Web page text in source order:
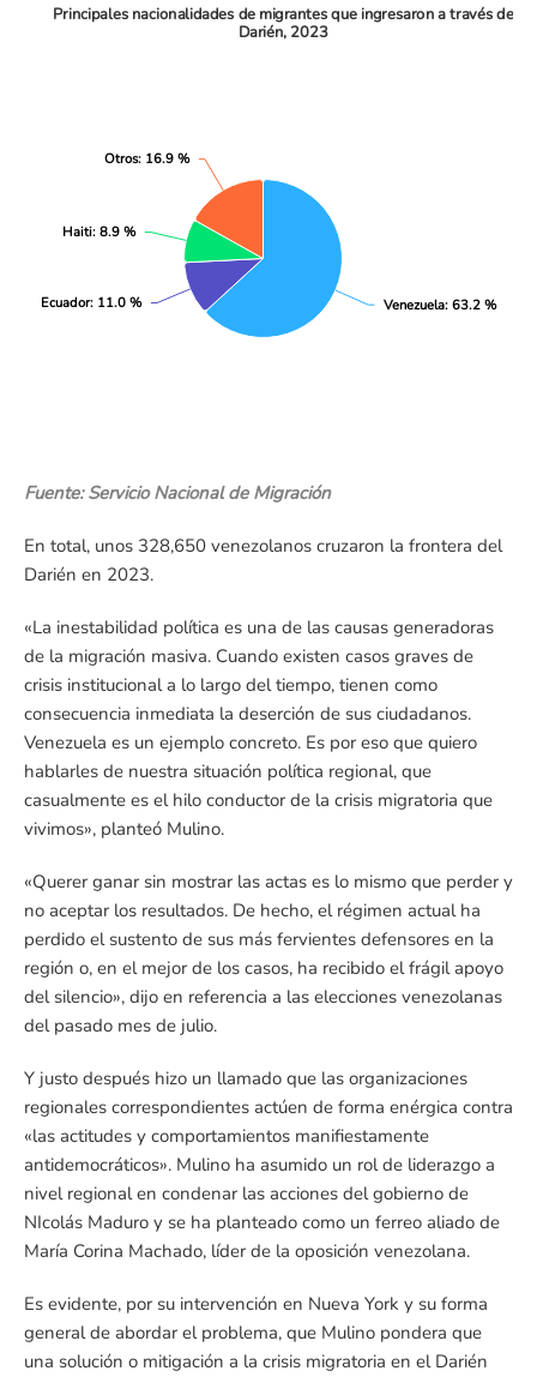
Principales nacionalidades de migrantes que ingresaron a través de
Darién, 2023
Venezuela: 63.2 %
Venezuela: 63.2 %
Ecuador: 11.0 %
Ecuador: 11.0 %
Haiti: 8.9 %
Haiti: 8.9 %
Otros: 16.9 %
Otros: 16.9 %
End of interactive chart.
Fuente: Servicio Nacional de Migración
En total, unos 328,650 venezolanos cruzaron la frontera del
Darién en 2023.
«La inestabilidad política es una de las causas generadoras
de la migración masiva. Cuando existen casos graves de
crisis institucional a lo largo del tiempo, tienen como
consecuencia inmediata la deserción de sus ciudadanos.
Venezuela es un ejemplo concreto. Es por eso que quiero
hablarles de nuestra situación política regional, que
casualmente es el hilo conductor de la crisis migratoria que
vivimos», planteó Mulino.
«Querer ganar sin mostrar las actas es lo mismo que perder y
no aceptar los resultados. De hecho, el régimen actual ha
perdido el sustento de sus más fervientes defensores en la
región o, en el mejor de los casos, ha recibido el frágil apoyo
del silencio», dijo en referencia a las elecciones venezolanas
del pasado mes de julio.
Y justo después hizo un llamado que las organizaciones
regionales correspondientes actúen de forma enérgica contra
«las actitudes y comportamientos manifiestamente
antidemocráticos». Mulino ha asumido un rol de liderazgo a
nivel regional en condenar las acciones del gobierno de
NIcolás Maduro y se ha planteado como un ferreo aliado de
María Corina Machado, líder de la oposición venezolana.
Es evidente, por su intervención en Nueva York y su forma
general de abordar el problema, que Mulino pondera que
una solución o mitigación a la crisis migratoria en el Darién